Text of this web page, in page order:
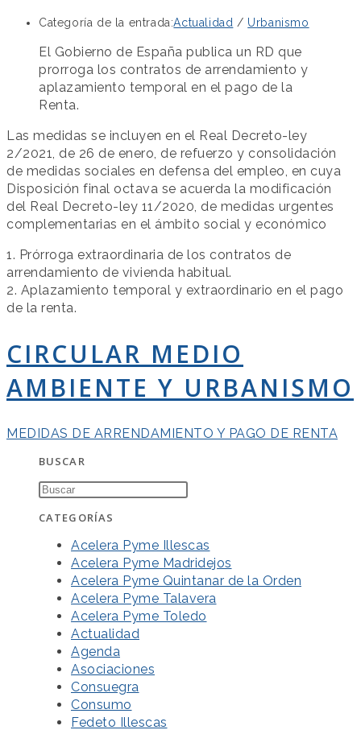
Categoría de la entrada:Actualidad / Urbanismo
El Gobierno de España publica un RD que
prorroga los contratos de arrendamiento y
aplazamiento temporal en el pago de la
Renta.
Las medidas se incluyen en el Real Decreto-ley
2/2021, de 26 de enero, de refuerzo y consolidación
de medidas sociales en defensa del empleo, en cuya
Disposición final octava se acuerda la modificación
del Real Decreto-ley 11/2020, de medidas urgentes
complementarias en el ámbito social y económico
1. Prórroga extraordinaria de los contratos de
arrendamiento de vivienda habitual.
2. Aplazamiento temporal y extraordinario en el pago
de la renta.
CIRCULAR MEDIO
AMBIENTE Y URBANISMO
MEDIDAS DE ARRENDAMIENTO Y PAGO DE RENTA
BUSCAR
CATEGORÍAS
Acelera Pyme Illescas
Acelera Pyme Madridejos
Acelera Pyme Quintanar de la Orden
Acelera Pyme Talavera
Acelera Pyme Toledo
Actualidad
Agenda
Asociaciones
Consuegra
Consumo
Fedeto Illescas